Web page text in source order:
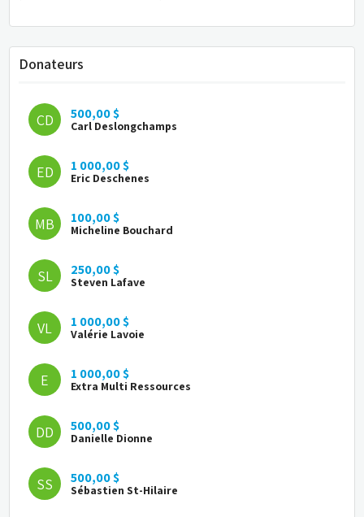
Donateurs
CD 500,00 $
Carl Deslongchamps
ED 1 000,00 $
Eric Deschenes
MB 100,00 $
Micheline Bouchard
SL 250,00 $
Steven Lafave
VL 1 000,00 $
Valérie Lavoie
E 1 000,00 $
Extra Multi Ressources
DD 500,00 $
Danielle Dionne
SS 500,00 $
Sébastien St-Hilaire